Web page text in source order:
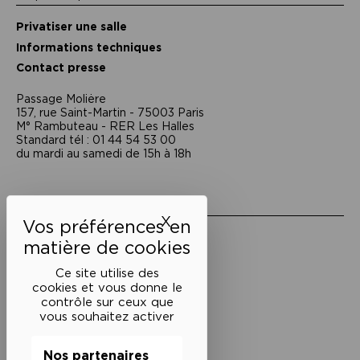
Ce site utilise des
cookies et vous donne le
contrôle sur ceux que
vous souhaitez activer
Nos partenaires
XMasquer le bandeau des
Privatiser une salle
Informations techniques
Contact presse
Passage Moliėre
157, rue Saint-Martin - 75003 Paris
M° Rambuteau - RER Les Halles
Standard tél : 01 44 54 53 00
du mardi au samedi de 15h à 18h
Mentions légales
Politique de confidentialité
Conditions générales de vente
Cookies
Restons en lien